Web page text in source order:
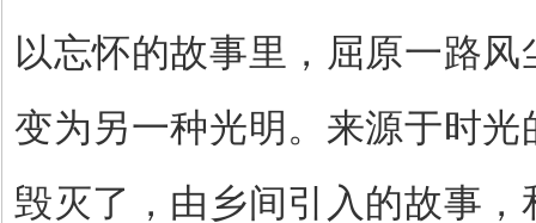
以忘怀的故事里，屈原一路
变为另一种光明。来源于时
毁灭了，由乡间引入的故事